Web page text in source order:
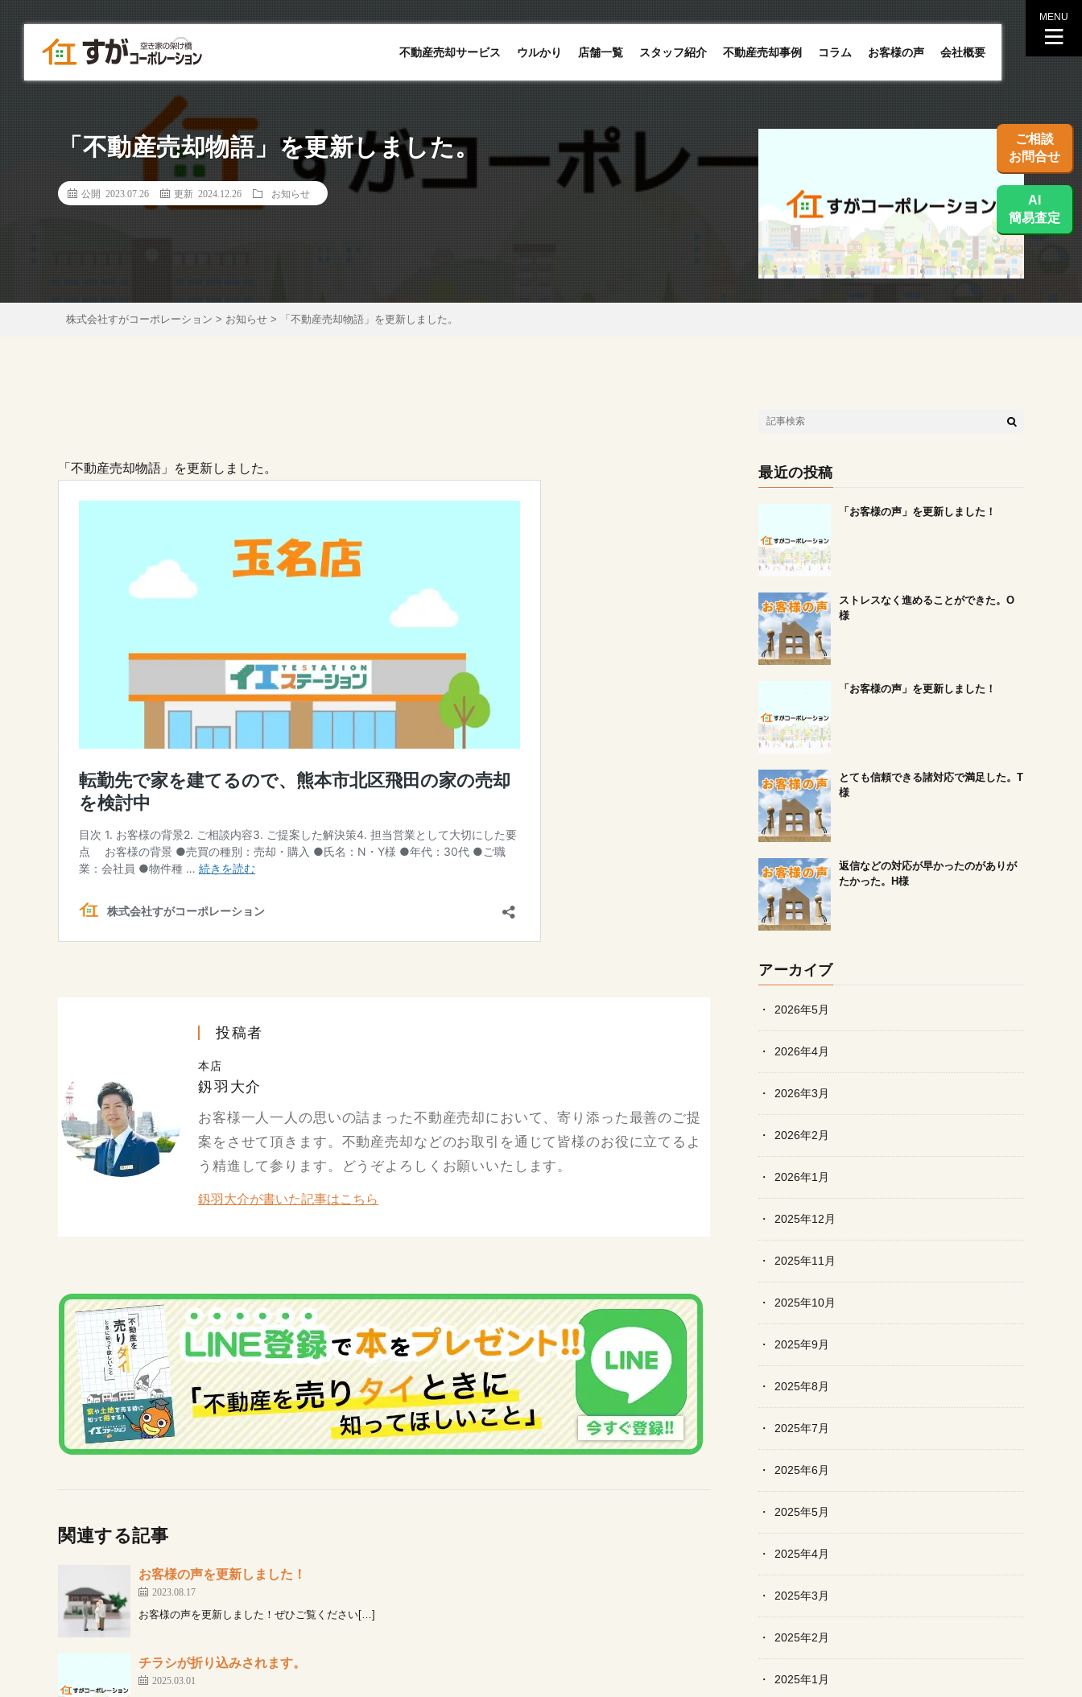
不動産売却サービス ウルかり 店舗一覧 スタッフ紹介 不動産売却事例 コラム お客様の声 会社概要
MENU
「不動産売却物語」を更新しました。
公開 2023.07.26 更新 2024.12.26 お知らせ
株式会社すがコーポレーション > お知らせ > 「不動産売却物語」を更新しました。
「不動産売却物語」を更新しました。
投稿者
本店
釼羽大介
お客様一人一人の思いの詰まった不動産売却において、寄り添った最善のご提
案をさせて頂きます。不動産売却などのお取引を通じて皆様のお役に立てるよ
う精進して参ります。どうぞよろしくお願いいたします。
釼羽大介が書いた記事はこちら
関連する記事
お客様の声を更新しました！
2023.08.17
お客様の声を更新しました！ぜひご覧ください[…]
チラシが折り込みされます。
2025.03.01
最近の投稿
「お客様の声」を更新しました！
ストレスなく進めることができた。O
様
「お客様の声」を更新しました！
とても信頼できる諸対応で満足した。T
様
返信などの対応が早かったのがありが
たかった。H様
アーカイブ
2026年5月
2026年4月
2026年3月
2026年2月
2026年1月
2025年12月
2025年11月
2025年10月
2025年9月
2025年8月
2025年7月
2025年6月
2025年5月
2025年4月
2025年3月
2025年2月
2025年1月
ご相談
お問合せ
AI
簡易査定